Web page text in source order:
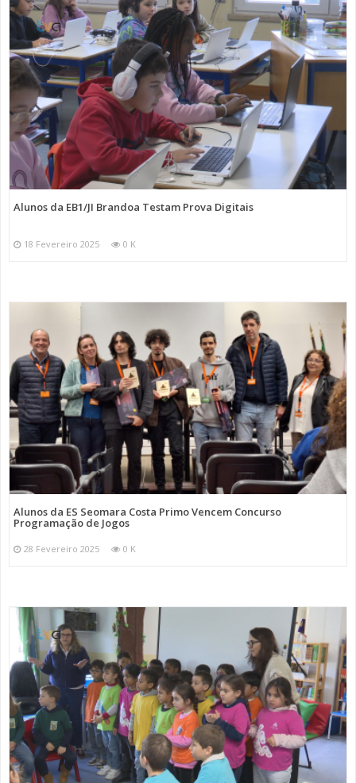
Alunos da EB1/JI Brandoa Testam Prova Digitais
18 Fevereiro 2025 0 K
Alunos da ES Seomara Costa Primo Vencem Concurso
Programação de Jogos
28 Fevereiro 2025 0 K